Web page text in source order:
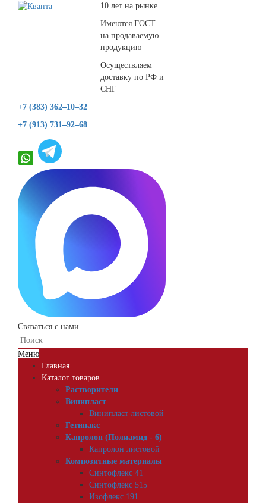
10 лет на рынке
Имеются ГОСТ
на продаваемую
продукцию
Осуществляем
доставку по РФ и
СНГ
+7 (383) 362–10–32
+7 (913) 731–92–68
Связаться с нами
Меню
Главная
Каталог товаров
Растворители
Винипласт
Винипласт листовой
Гетинакс
Капролон (Полиамид - 6)
Капролон листовой
Композитные материалы
Синтофлекс 41
Синтофлекс 515
Изофлекс 191